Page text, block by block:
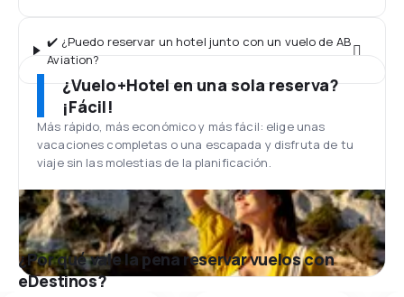
✔️ ¿Puedo reservar un hotel junto con un vuelo de AB
Aviation?
¿Vuelo+Hotel en una sola reserva?
¡Fácil!
Más rápido, más económico y más fácil: elige unas
vacaciones completas o una escapada y disfruta de tu
viaje sin las molestias de la planificación.
¿Por qué vale la pena reservar vuelos con
eDestinos?